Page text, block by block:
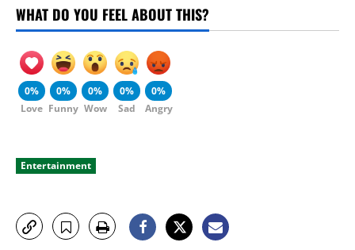
WHAT DO YOU FEEL ABOUT THIS?
0%
Love
0%
Funny
0%
Wow
0%
Sad
0%
Angry
Entertainment